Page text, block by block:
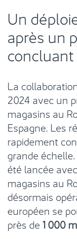
Un
après un
concluant
La
2024 avec un
magasins au
Espagne. Les
rapidement
grande
été lancée
magasins au
désormais
européen se
près de 1 000